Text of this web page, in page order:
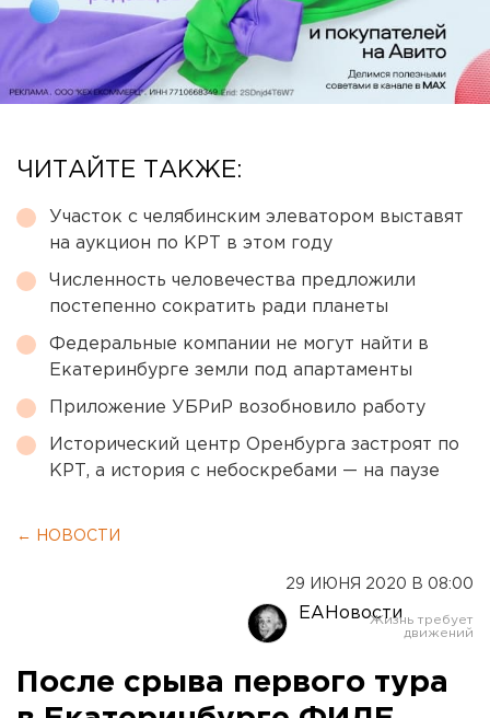
ЧИТАЙТЕ ТАКЖЕ:
Участок с челябинским элеватором выставят
на аукцион по КРТ в этом году
Численность человечества предложили
постепенно сократить ради планеты
Федеральные компании не могут найти в
Екатеринбурге земли под апартаменты
Приложение УБРиР возобновило работу
Исторический центр Оренбурга застроят по
КРТ, а история с небоскребами — на паузе
← НОВОСТИ
29 ИЮНЯ 2020 В 08:00
ЕАНовости
После срыва первого тура